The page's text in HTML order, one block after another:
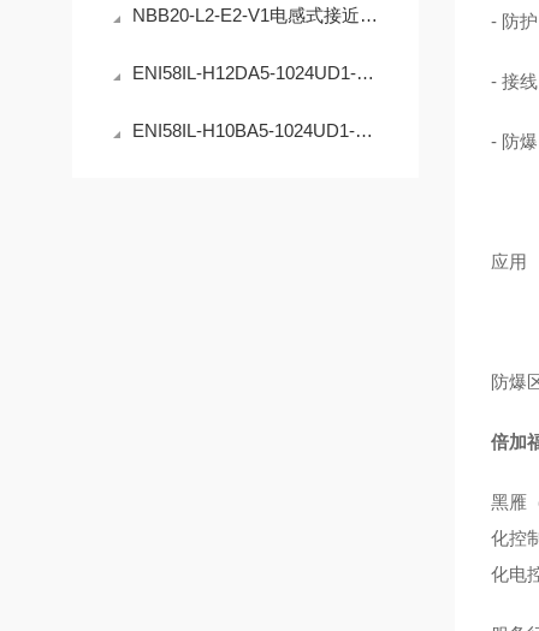
NBB20-L2-E2-V1电感式接近开关的工业自动化应用
ENI58IL-H12DA5-1024UD1-RC1编码器在工业定位中的应用
ENI58IL-H10BA5-1024UD1-RC1编码器的原理与应用
- 防
- 接
- 防
应用
防爆
倍加
黑雁
化控
化电